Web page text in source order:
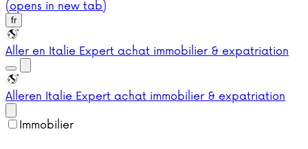
(opens in new tab)
fr
Aller en Italie Expert achat immobilier & expatriation
Alleren Italie Expert achat immobilier & expatriation
Immobilier